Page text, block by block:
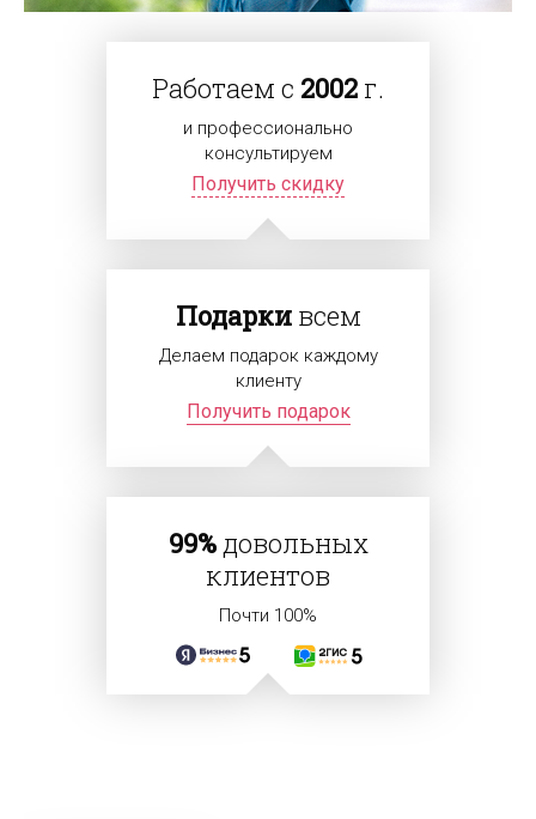
Работаем с 2002 г.
и профессионально
консультируем
Получить скидку
Подаркивсем
Делаем подарок каждому
клиенту
Получить подарок
99%довольных
клиентов
Почти 100%